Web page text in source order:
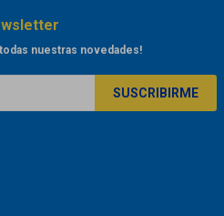
nuestras novedades!
SUSCRIBIRME